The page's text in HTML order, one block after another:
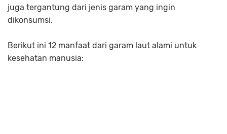
juga tergantung dari jenis garam yang ingin
dikonsumsi.
Berikut ini 12 manfaat dari garam laut alami untuk
kesehatan manusia: